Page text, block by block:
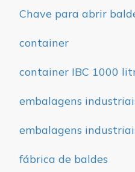
Chave para abrir
container
container IBC 1000
embalagens
embalagens
fábrica de baldes